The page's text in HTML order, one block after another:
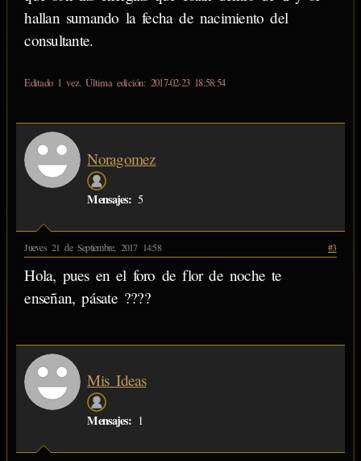
hallan sumando la fecha de nacimiento del
consultante.
Editado 1 vez. Última edición: 2017-02-23 18:58:54
Noragomez
Mensajes: 5
Jueves 21 de Septiembre, 2017 14:58 #3
Hola, pues en el foro de flor de noche te
enseñan, pásate ????
Mis_Ideas
Mensajes: 1